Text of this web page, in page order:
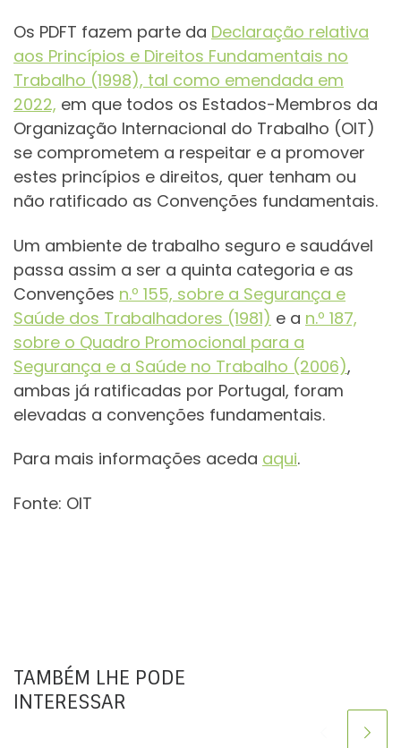
Os PDFT fazem parte da Declaração relativa
aos Princípios e Direitos Fundamentais no
Trabalho (1998), tal como emendada em
2022, em que todos os Estados-Membros da
Organização Internacional do Trabalho (OIT)
se comprometem a respeitar e a promover
estes princípios e direitos, quer tenham ou
não ratificado as Convenções fundamentais.
Um ambiente de trabalho seguro e saudável
passa assim a ser a quinta categoria e as
Convenções n.º 155, sobre a Segurança e
Saúde dos Trabalhadores (1981) e a n.º 187,
sobre o Quadro Promocional para a
Segurança e a Saúde no Trabalho (2006),
ambas já ratificadas por Portugal, foram
elevadas a convenções fundamentais.
Para mais informações aceda aqui.
Fonte: OIT
TAMBÉM LHE PODE
INTERESSAR